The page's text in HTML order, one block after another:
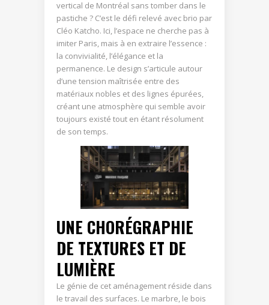
vertical de Montréal sans tomber dans le
pastiche ? C’est le défi relevé avec brio par
Cléo Katcho. Ici, l’espace ne cherche pas à
imiter Paris, mais à en extraire l’essence :
la convivialité, l’élégance et la
permanence. Le design s’articule autour
d’une tension maîtrisée entre des
matériaux nobles et des lignes épurées,
créant une atmosphère qui semble avoir
toujours existé tout en étant résolument
de son temps.
UNE CHORÉGRAPHIE
DE TEXTURES ET DE
LUMIÈRE
Le génie de cet aménagement réside dans
le travail des surfaces. Le marbre, le bois